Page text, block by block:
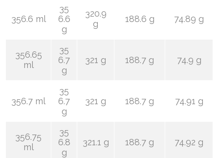
356.6 ml
35
6.6
g
320.9
g
188.6 g 74.89 g
356.65
ml
35
6.7
g
321 g 188.7 g 74.9 g
356.7 ml
35
6.7
g
321 g 188.7 g 74.91 g
356.75
ml
35
6.8
g
321.1 g 188.7 g 74.92 g